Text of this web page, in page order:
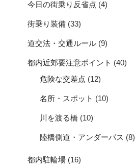
今日の街乗り反省点 (4)
街乗り装備 (33)
道交法・交通ルール (9)
都内近郊要注意ポイント (40)
危険な交差点 (12)
名所・スポット (10)
川を渡る橋 (10)
陸橋側道・アンダーパス (8)
都内駐輪場 (16)